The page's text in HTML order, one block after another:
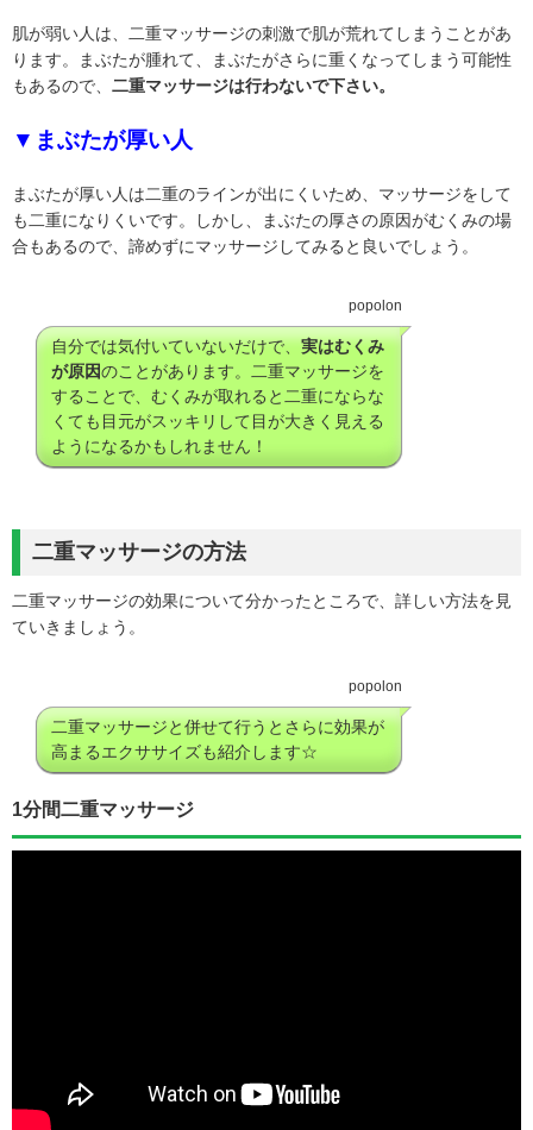
肌が弱い人は、二重マッサージの刺激で肌が荒れてしまうことがあ
ります。まぶたが腫れて、まぶたがさらに重くなってしまう可能性
もあるので、 二重マッサージは行わないで下さい。
▼まぶたが厚い人
まぶたが厚い人は二重のラインが出にくいため、マッサージをして
も二重になりくいです。しかし、まぶたの厚さの原因がむくみの場
合もあるので、諦めずにマッサージしてみると良いでしょう。
popolon
自分では気付いていないだけで、実はむくみ
が原因のことがあります。二重マッサージを
することで、むくみが取れると二重にならな
くても目元がスッキリして目が大きく見える
ようになるかもしれません！
二重マッサージの方法
二重マッサージの効果について分かったところで、詳しい方法を見
ていきましょう。
popolon
二重マッサージと併せて行うとさらに効果が
高まるエクササイズも紹介します☆
1分間二重マッサージ